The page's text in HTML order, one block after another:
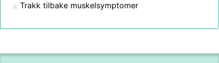
Trakk tilbake muskelsymptomer